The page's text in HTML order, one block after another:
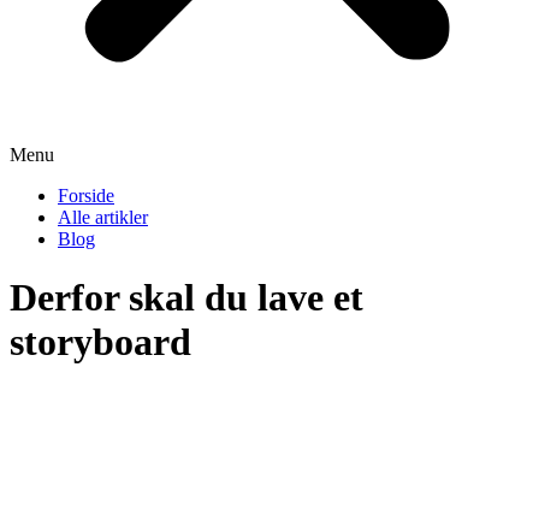
Menu
Forside
Alle artikler
Blog
Derfor skal du lave et
storyboard